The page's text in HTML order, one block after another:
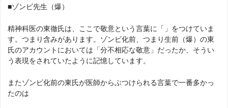
■ゾンビ先生（爆）
精神科医の東徹氏は、ここで敬意という言葉に「」をつけていま
す。つまり含みがあります。ゾンビ化前、つまり生前（爆）の東
氏のアカウントにおいては「分不相応な敬意」だったか、そうい
う表現をされていたように記憶しています。
またゾンビ化前の東氏が医師からぶつけられる言葉で一番多かっ
たのは